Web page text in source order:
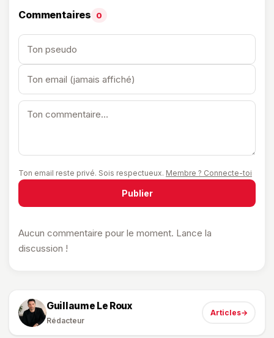
Commentaires 0
Ton email reste privé. Sois respectueux. Membre ? Connecte-toi
Publier
Aucun commentaire pour le moment. Lance la
discussion !
Guillaume Le Roux
Rédacteur
Articles→